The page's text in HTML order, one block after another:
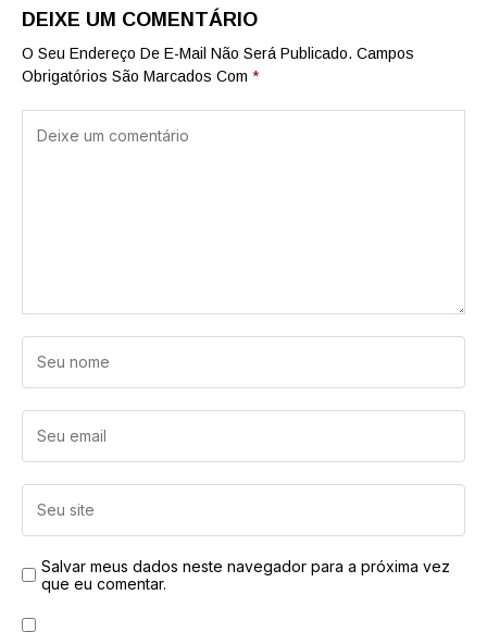
DEIXE UM COMENTÁRIO
O Seu Endereço De E-Mail Não Será Publicado. Campos
Obrigatórios São Marcados Com *
Salvar meus dados neste navegador para a próxima vez
que eu comentar.